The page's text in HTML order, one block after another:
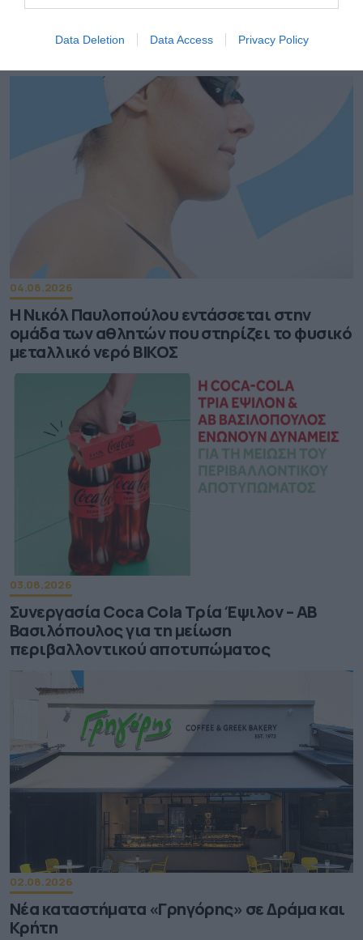
Data Deletion Data Access Privacy Policy
04.08.2026
Latina: Η μπίρα που αλλάζει τον ρυθμό του
04.08.2026
Η Νικόλ Παυλοπούλου εντάσσεται στην
ομάδα των αθλητών που στηρίζει το φυσικό
μεταλλικό νερό ΒΙΚΟΣ
03.08.2026
Συνεργασία Coca Cola Τρία Έψιλον – ΑΒ
Βασιλόπουλος για τη μείωση
περιβαλλοντικού αποτυπώματος
02.08.2026
Νέα καταστήματα «Γρηγόρης» σε Δράμα και
Κρήτη